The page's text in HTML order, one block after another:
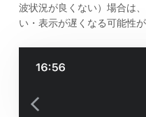
波状況が良くない）場合は
い・表示が遅くなる可能性が